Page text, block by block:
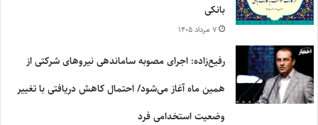
بانکی
۷ مرداد ۱۴۰۵
رفیع‌زاده: اجرای مصوبه ساماندهی نیروهای شرکتی از
همین ماه آغاز می‌شود/ احتمال کاهش دریافتی با تغییر
وضعیت استخدامی فرد